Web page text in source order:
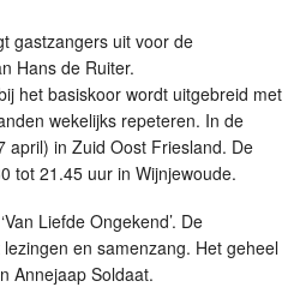
gastzangers uit voor de
Hans de Ruiter.
het basiskoor wordt uitgebreid met
wekelijks repeteren. In de
april) in Zuid Oost Friesland. De
tot 21.45 uur in Wijnjewoude.
Liefde Ongekend’. De
en samenzang. Het geheel
Annejaap Soldaat.